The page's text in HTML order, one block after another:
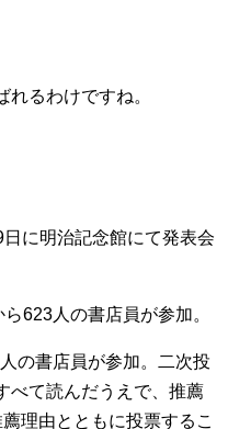
れるわけですね。
に明治記念館にて発表会
623人の書店員が参加。
の書店員が参加。二次投
べて読んだうえで、推薦
理由とともに投票するこ